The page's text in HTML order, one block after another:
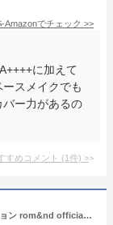
Amazonでチェック >>
に加えて
スメイクでも
ー力があるの
すめコメント (1件) >
【ロムアンド公式】ロムアンド ヌーゼロクッション rom&nd official romand nuzero cushion ロムアンド ヌーゼロクッション NU ZERO クッションファンデ 毛穴落ちしない よれにくい ロムアンド公式ショップ